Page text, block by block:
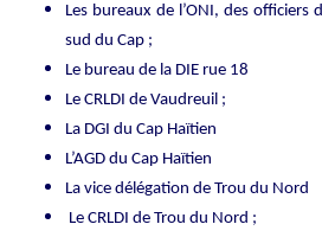
Les bureaux de l’ONI, des officiers
sud du Cap ;
Le bureau de la DIE rue 18
Le CRLDI de Vaudreuil ;
La DGI du Cap Haïtien
L’AGD du Cap Haïtien
La vice délégation de Trou du Nord
Le CRLDI de Trou du Nord ;